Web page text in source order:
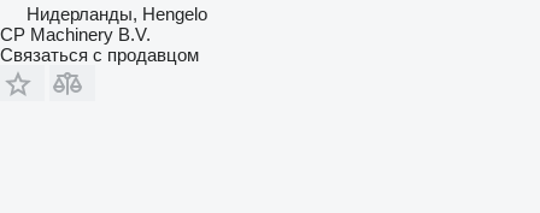
Нидерланды, Hengelo
CP Machinery B.V.
Связаться с продавцом